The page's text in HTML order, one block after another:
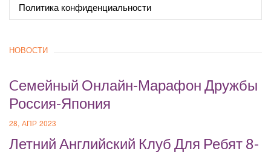
Политика конфиденциальности
НОВОСТИ
Cемейный Онлайн-Марафон Дружбы
Россия-Япония
28, АПР 2023
Летний Английский Клуб Для Ребят 8-